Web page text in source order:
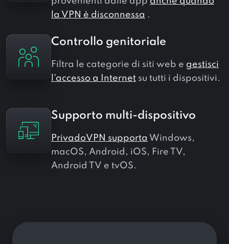
la VPN è disconnessa .
Controllo genitoriale
Filtra le categorie di siti web e gestisci
l'accesso a Internet su tutti i dispositivi.
Supporto multi-dispositivo
PrivadoVPN supporta Windows,
macOS, Android, iOS, Fire TV,
Android TV e tvOS.